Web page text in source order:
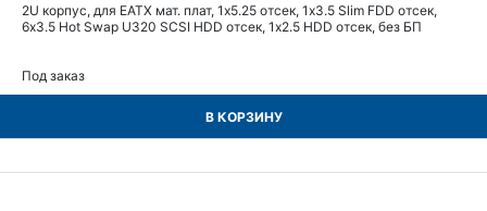
2U корпус, для EATX мат. плат, 1x5.25 отсек, 1x3.5 Slim FDD отсек,
6x3.5 Hot Swap U320 SCSI HDD отсек, 1x2.5 HDD отсек, без БП
Под заказ
В КОРЗИНУ